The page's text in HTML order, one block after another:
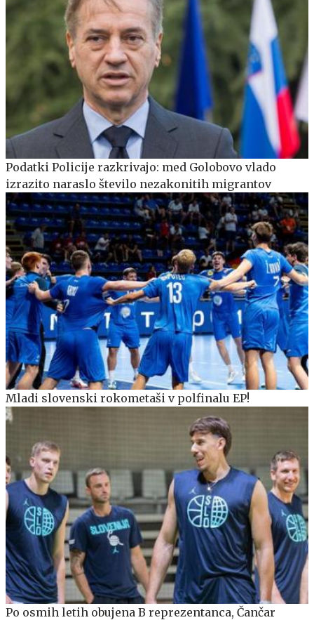
Podatki Policije razkrivajo: med Golobovo vlado
izrazito naraslo število nezakonitih migrantov
Mladi slovenski rokometaši v polfinalu EP!
Po osmih letih obujena B reprezentanca, Čančar